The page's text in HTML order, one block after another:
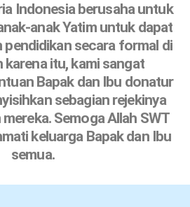
Indonesia berusaha untuk
anak Yatim untuk dapat
pendidikan secara formal di
karena itu, kami sangat
Bapak dan Ibu donatur
sebagian rejekinya
Semoga Allah SWT
keluarga Bapak dan Ibu
semua.